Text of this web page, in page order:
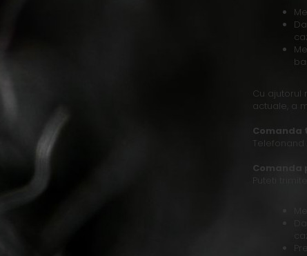
Cu ajutorul
actuale, a
Comanda
Telefonand
Comanda
Puteti